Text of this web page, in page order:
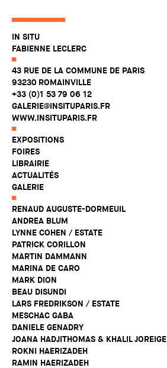
IN SITU
FABIENNE LECLERC
43 RUE DE LA COMMUNE DE PARIS
93230 ROMAINVILLE
+33 (0)1 53 79 06 12
GALERIE@INSITUPARIS.FR
WWW.INSITUPARIS.FR
EXPOSITIONS
FOIRES
LIBRAIRIE
ACTUALITÉS
GALERIE
RENAUD AUGUSTE-DORMEUIL
ANDREA BLUM
LYNNE COHEN / ESTATE
PATRICK CORILLON
MARTIN DAMMANN
MARINA DE CARO
MARK DION
BEAU DISUNDI
LARS FREDRIKSON / ESTATE
MESCHAC GABA
DANIELE GENADRY
JOANA HADJITHOMAS & KHALIL JOREIGE
ROKNI HAERIZADEH
RAMIN HAERIZADEH